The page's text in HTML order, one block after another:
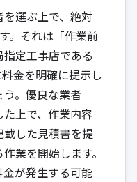
選ぶ上で、絶対
。それは「作業前
定工事店である
金を明確に提示し
。優良な業者
上で、作業内容
した見積書を提
業を開始します。
が発生する可能